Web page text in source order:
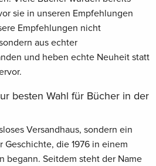
sie in unseren Empfehlungen
Empfehlungen nicht
aus echter
und heben echte Neuheit statt
besten Wahl für Bücher in der
Versandhaus, sondern ein
die 1976 in einem
begann. Seitdem steht der Name